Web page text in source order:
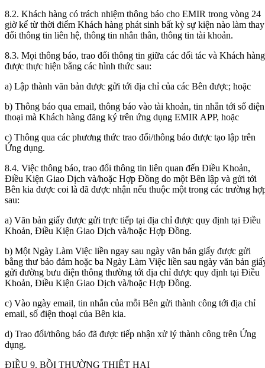
8.2. Khách hàng có trách nhiệm thông báo cho EMIR trong vòng 24
giờ kể từ thời điểm Khách hàng phát sinh bất kỳ sự kiện nào làm thay
đổi thông tin liên hệ, thông tin nhân thân, thông tin tài khoản.
8.3. Mọi thông báo, trao đổi thông tin giữa các đối tác và Khách hàng
được thực hiện bằng các hình thức sau:
a) Lập thành văn bản được gửi tới địa chỉ của các Bên được; hoặc
b) Thông báo qua email, thông báo vào tài khoản, tin nhắn tới số điện
thoại mà Khách hàng đăng ký trên ứng dụng EMIR APP, hoặc
c) Thông qua các phương thức trao đổi/thông báo được tạo lập trên
Ứng dụng.
8.4. Việc thông báo, trao đổi thông tin liên quan đến Điều Khoản,
Điều Kiện Giao Dịch và/hoặc Hợp Đồng do một Bên lập và gửi tới
Bên kia được coi là đã được nhận nếu thuộc một trong các trường
sau:
a) Văn bản giấy được gửi trực tiếp tại địa chỉ được quy định tại Điều
Khoản, Điều Kiện Giao Dịch và/hoặc Hợp Đồng.
b) Một Ngày Làm Việc liền ngay sau ngày văn bản giấy được gửi
bằng thư bảo đảm hoặc ba Ngày Làm Việc liền sau ngày văn bản
gửi đường bưu điện thông thường tới địa chỉ được quy định tại Điều
Khoản, Điều Kiện Giao Dịch và/hoặc Hợp Đồng.
c) Vào ngày email, tin nhắn của mỗi Bên gửi thành công tới địa chỉ
email, số điện thoại của Bên kia.
d) Trao đổi/thông báo đã được tiếp nhận xử lý thành công trên Ứng
dụng.
ĐIỀU 9. BỒI THƯỜNG THIỆT HẠI